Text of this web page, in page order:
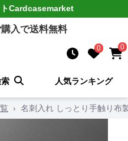
Cardcasemarket
入で送料無料
0 0
人気ランキング
› 名刺入れ しっとり手触り布